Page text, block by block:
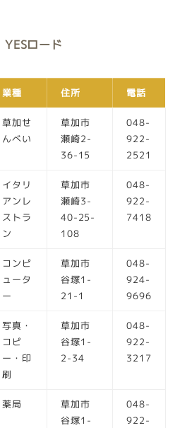
YESロード
業種 住所 電話
草加せ
んべい
草加市
瀬崎2-
36-15
048-
922-
2521
イタリ
アンレ
ストラ
ン
草加市
瀬崎3-
40-25-
108
048-
922-
7418
コンピ
ュータ
ー
草加市
谷塚1-
21-1
048-
924-
9696
写真・
コピ
ー・印
刷
草加市
谷塚1-
2-34
048-
922-
3217
薬局
草加市
谷塚1-
048-
922-